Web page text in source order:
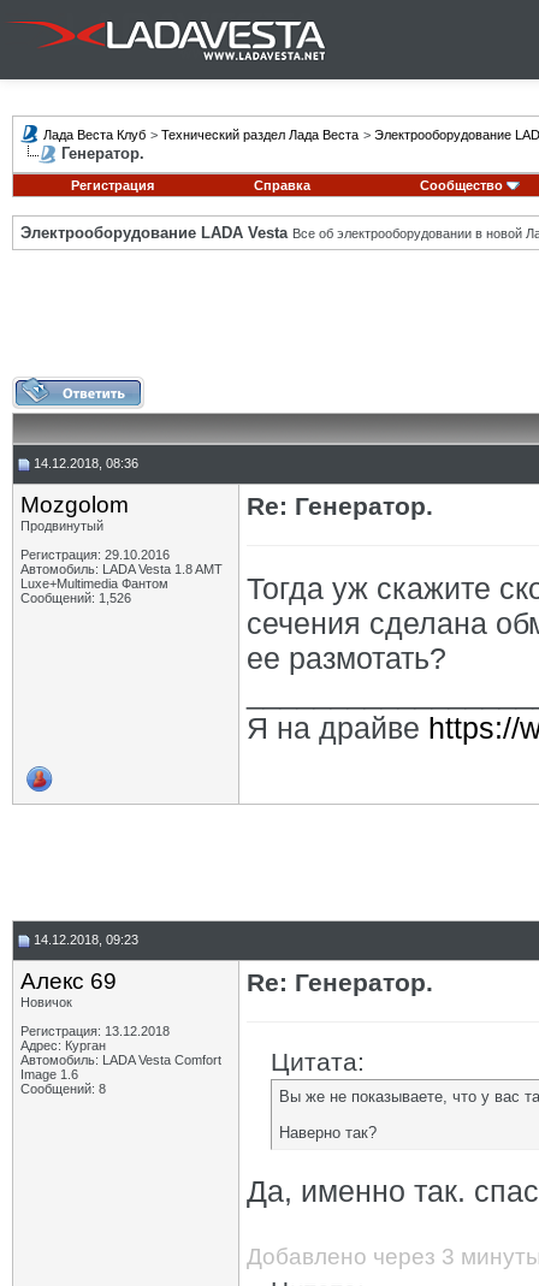
Лада Веста Клуб > Технический раздел Лада Веста > Электрооборудование
Генератор.
Регистрация Справка Сообщество
Электрооборудование LADA Vesta Все об электрооборудовании в новой
14.12.2018, 08:36
Mozgolom
Продвинутый
Регистрация: 29.10.2016
Автомобиль: LADA Vesta 1.8 AMT
Luxe+Multimedia Фантом
Сообщений: 1,526
Re: Генератор.
Тогда уж скажите
сечения сделана
ее размотать?
Я на драйве https://
14.12.2018, 09:23
Алекс 69
Новичок
Регистрация: 13.12.2018
Адрес: Курган
Автомобиль: LADA Vesta Comfort
Image 1.6
Сообщений: 8
Re: Генератор.
Цитата:
Вы же не показываете, что у вас
Наверно так?
Да, именно так.
Добавлено через 3